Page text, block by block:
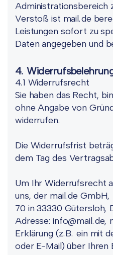
Administrationsbereich
Verstoß ist mail.de
Leistungen sofort zu
Daten angegeben und
4.
4.1 Widerrufsrecht
Sie haben das Recht,
ohne Angabe von
widerrufen.
Die Widerrufsfrist
dem Tag des
Um Ihr Widerrufsrecht
uns, der mail.de
70 in 33330 Gütersloh,
Adresse: info@mail.de,
Erklärung (z.B. ein mit
oder E-Mail) über Ihren